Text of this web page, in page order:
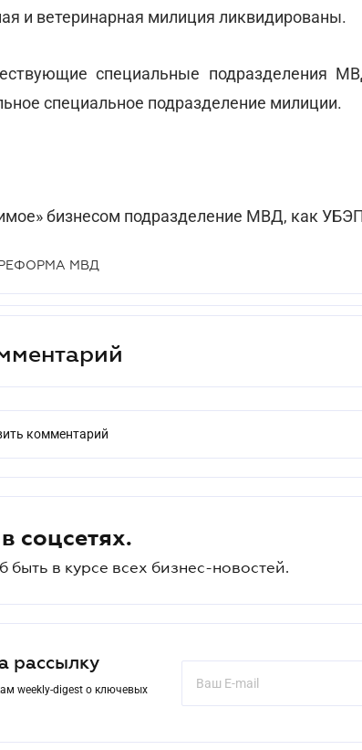
и ветеринарная милиция ликвидированы.
специальные подразделения
специальное подразделение милиции.
бизнесом подразделение МВД, как
МВД
комментарий
соцсетях.
быть в курсе всех бизнес-новостей.
рассылку
weekly-digest о ключевых